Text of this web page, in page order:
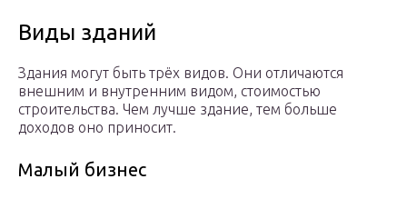
Виды зданий
Здания могут быть трёх видов. Они отличаются
внешним и внутренним видом, стоимостью
строительства. Чем лучше здание, тем больше
доходов оно приносит.
Малый бизнес